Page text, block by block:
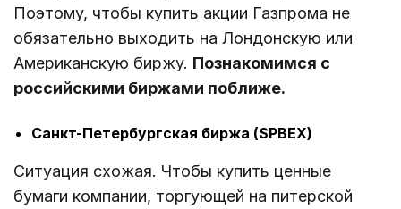
Поэтому, чтобы купить акции Газпрома не
обязательно выходить на Лондонскую или
Американскую биржу. Познакомимся с
российскими биржами поближе.
Санкт-Петербургская биржа (SPBEX)
Ситуация схожая. Чтобы купить ценные
бумаги компании, торгующей на питерской